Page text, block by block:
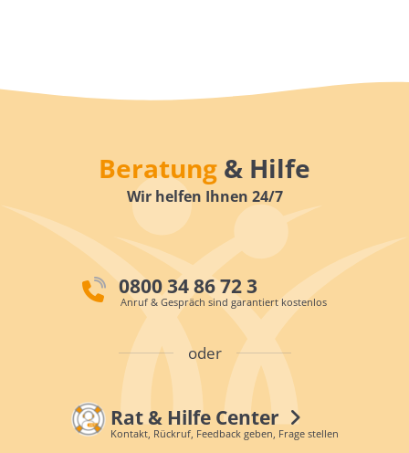
Beratung & Hilfe
Wir helfen Ihnen 24/7
0800 34 86 72 3
Anruf & Gespräch sind garantiert kostenlos
oder
Rat & Hilfe Center
Kontakt, Rückruf, Feedback geben, Frage stellen